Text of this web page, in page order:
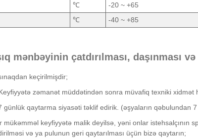
℃
-20 ~ +65
℃ -40 ~ +85
mənbəyinin çatdırılması, daşınması
keçirilmişdir;
zəmanət müddətindən sonra müvafiq texniki xidmət
qaytarma siyasəti təklif edirik. (əşyaların qəbulundan
mükəmməl keyfiyyətə malik deyilsə, yəni onlar istehsalçının
və ya pulunun geri qaytarılması üçün bizə qaytarın;